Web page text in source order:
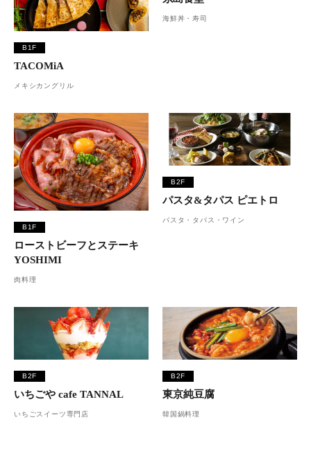
B1F
TACOMiA
メキシカングリル
海鮮丼・寿司
B1F
ローストビーフとステーキ
YOSHIMI
肉料理
B2F
パスタ&タパス ピエトロ
パスタ・タパス・ワイン
B2F
いちごや cafe TANNAL
いちごスイーツ専門店
B2F
東京純豆腐
韓国鍋料理